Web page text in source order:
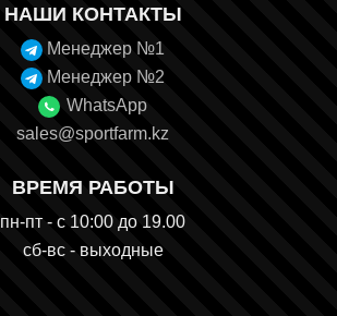
НАШИ КОНТАКТЫ
Менеджер №1
Менеджер №2
WhatsApp
sales@sportfarm.kz
ВРЕМЯ РАБОТЫ
пн-пт - с 10:00 до 19.00
сб-вс - выходные